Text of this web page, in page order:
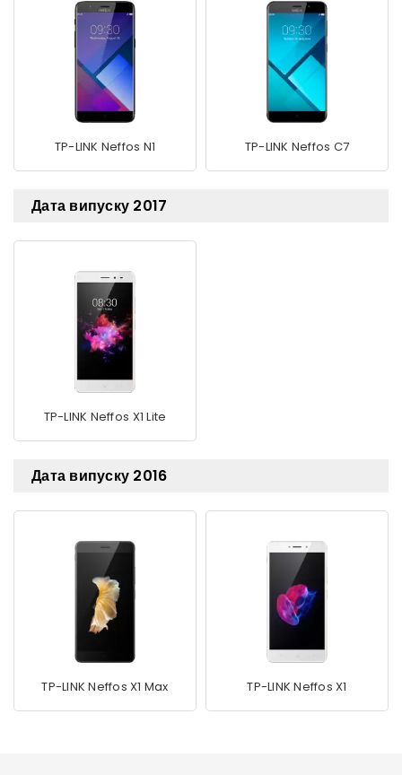
TP-LINK Neffos N1 TP-LINK Neffos C7
Дата випуску 2017
TP-LINK Neffos X1 Lite
Дата випуску 2016
TP-LINK Neffos X1 Max TP-LINK Neffos X1